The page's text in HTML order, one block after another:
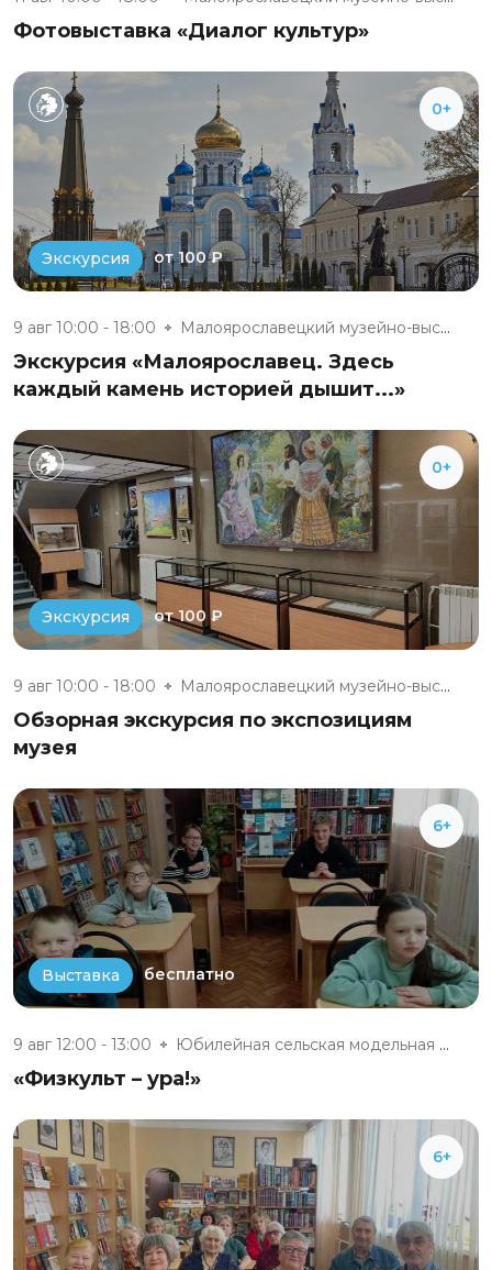
Фотовыставка «Диалог культур»
0+
Экскурсия от 100 ₽
9 авг 10:00 - 18:00 Малоярославецкий музейно-выста...
Экскурсия «Малоярославец. Здесь
каждый камень историей дышит...»
0+
Экскурсия от 100 ₽
9 авг 10:00 - 18:00 Малоярославецкий музейно-выста...
Обзорная экскурсия по экспозициям
музея
6+
Выставка бесплатно
9 авг 12:00 - 13:00 Юбилейная сельская модельная б...
«Физкульт – ура!»
6+